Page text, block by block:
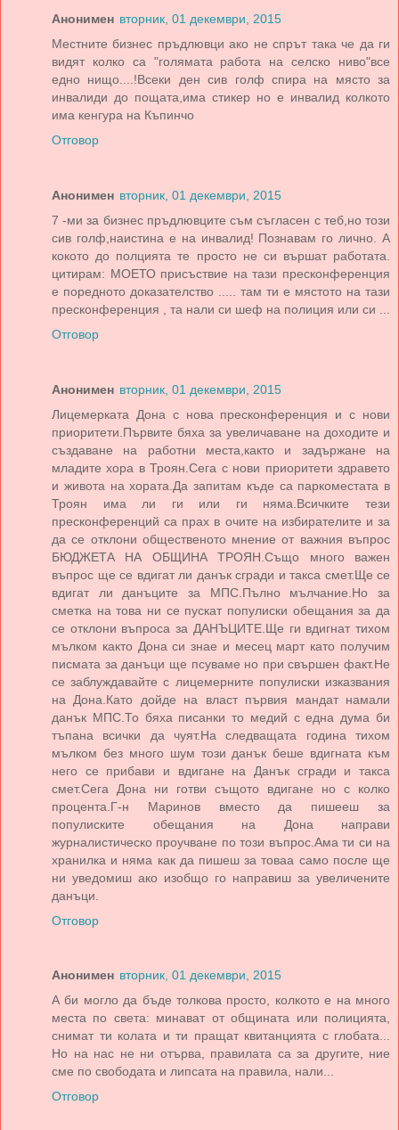
Анонимен вторник, 01 декември, 2015
Местните бизнес пръдлювци ако не спрът така че да ги
видят колко са "голямата работа на селско ниво"все
едно нищо....!Всеки ден сив голф спира на място за
инвалиди до пощата,има стикер но е инвалид колкото
има кенгура на Къпинчо
Отговор
Анонимен вторник, 01 декември, 2015
7 -ми за бизнес пръдлювците съм съгласен с теб,но този
сив голф,наистина е на инвалид! Познавам го лично. А
кокото до полцията те просто не си вършат работата.
цитирам: МОЕТО присъствие на тази пресконференция
е поредното доказателство ..... там ти е мястото на тази
пресконференция , та нали си шеф на полиция или си ...
Отговор
Анонимен вторник, 01 декември, 2015
Лицемерката Дона с нова пресконференция и с нови
приоритети.Първите бяха за увеличаване на доходите и
създаване на работни места,както и задържане на
младите хора в Троян.Сега с нови приоритети здравето
и живота на хората.Да запитам къде са паркоместата в
Троян има ли ги или ги няма.Всичките тези
пресконференций са прах в очите на избирателите и за
да се отклони общественото мнение от важния въпрос
БЮДЖЕТА НА ОБЩИНА ТРОЯН.Също много важен
въпрос ще се вдигат ли данък сгради и такса смет.Ще се
вдигат ли данъците за МПС.Пълно мълчание.Но за
сметка на това ни се пускат популиски обещания за да
се отклони въпроса за ДАНЪЦИТЕ.Ще ги вдигнат тихом
мълком както Дона си знае и месец март като получим
писмата за данъци ще псуваме но при свършен факт.Не
се заблуждавайте с лицемерните популиски изказвания
на Дона.Като дойде на власт първия мандат намали
данък МПС.То бяха писанки то медий с една дума би
тъпана всички да чуят.На следващата година тихом
мълком без много шум този данък беше вдигната към
него се прибави и вдигане на Данък сгради и такса
смет.Сега Дона ни готви същото вдигане но с колко
процента.Г-н Маринов вместо да пишееш за
популиските обещания на Дона направи
журналистическо проучване по този въпрос.Ама ти си на
хранилка и няма как да пишеш за товаа само после ще
ни уведомиш ако изобщо го направиш за увеличените
данъци.
Отговор
Анонимен вторник, 01 декември, 2015
А би могло да бъде толкова просто, колкото е на много
места по света: минават от общината или полицията,
снимат ти колата и ти пращат квитанцията с глобата...
Но на нас не ни отърва, правилата са за другите, ние
сме по свободата и липсата на правила, нали...
Отговор